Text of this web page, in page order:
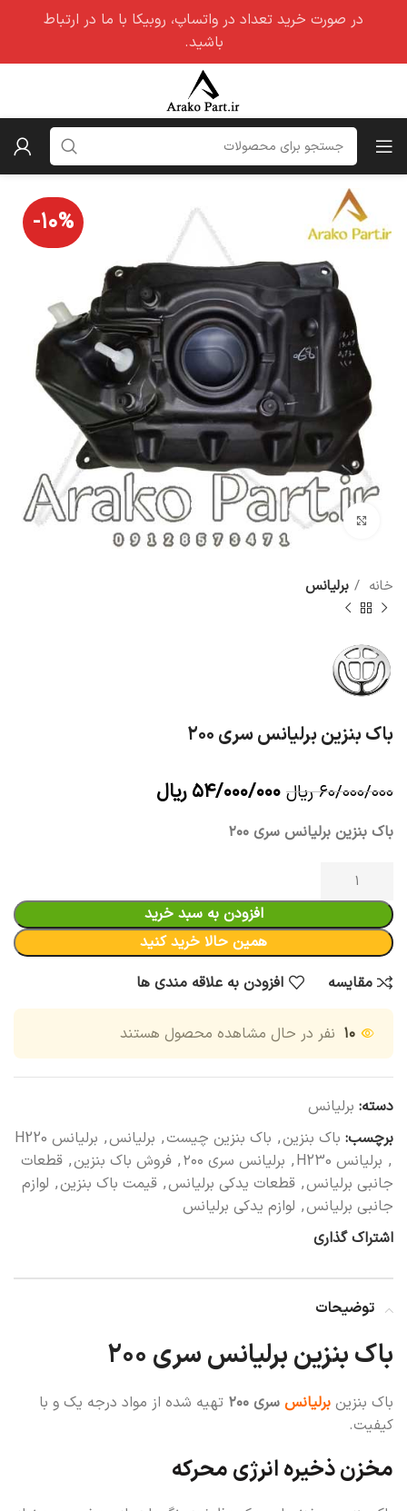
-۱۰%
برای بزرگنمایی کلیک کنید
خانه برلیانس
باک بنزین برلیانس سری ۲۰۰
۶۰/۰۰۰/۰۰۰ ریال ۵۴/۰۰۰/۰۰۰ ریال
باک بنزین برلیانس سری ۲۰۰
افزودن به سبد خرید
همین حالا خرید کنید
مقایسه
افزودن به علاقه مندی ها
۱۰ نفر در حال مشاهده محصول هستند
دسته: برلیانس
برچسب: باک بنزین, باک بنزین چیست, برلیانس, برلیانس H220
, برلیانس H230 , برلیانس سری ۲۰۰ , فروش باک بنزین, قطعات
جانبی برلیانس, قطعات یدکی برلیانس, قیمت باک بنزین, لوازم
جانبی برلیانس, لوازم یدکی برلیانس
اشتراک گذاری
توضیحات
باک بنزین برلیانس سری ۲۰۰
باک بنزین برلیانس سری ۲۰۰
تهیه شده از مواد درجه یک و با
کیفیت.
مخزن ذخیره انرژی محرکه
در صورت خرید تعداد در واتساپ، روبیکا با ما در ارتباط
باشید.